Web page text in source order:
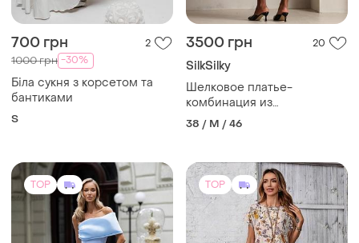
700 грн 2
1000 грн -30%
Біла сукня з корсетом та
бантиками
S
3500 грн 20
SilkSilky
Шелковое платье-
комбинация из
натурального шелка с
открытой спиной и
38 / M / 46
TOP TOP